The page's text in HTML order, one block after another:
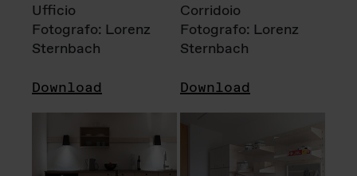
Ufficio
Fotografo: Lorenz
Sternbach
Download
Corridoio
Fotografo: Lorenz
Sternbach
Download